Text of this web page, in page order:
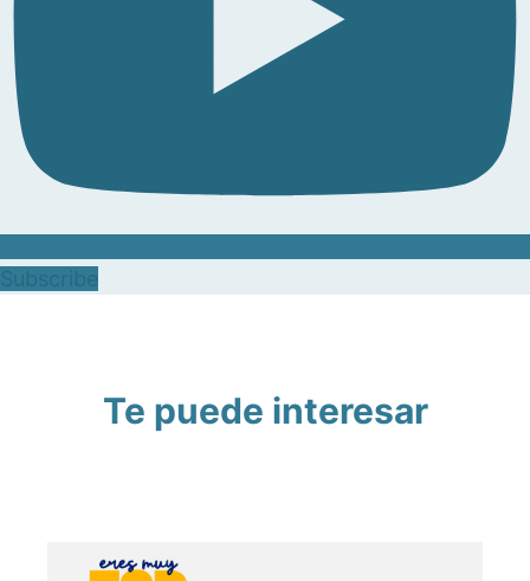
Te puede interesar